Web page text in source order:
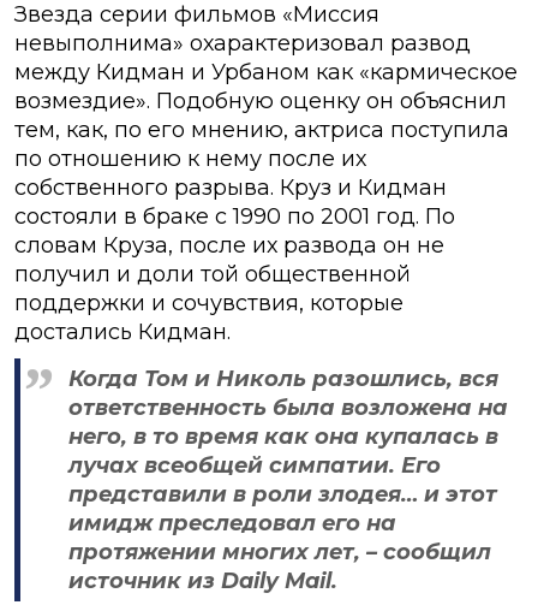
Звезда серии фильмов «Миссия
невыполнима» охарактеризовал развод
между Кидман и Урбаном как «кармическое
возмездие». Подобную оценку он объяснил
тем, как, по его мнению, актриса поступила
по отношению к нему после их
собственного разрыва. Круз и Кидман
состояли в браке с 1990 по 2001 год. По
словам Круза, после их развода он не
получил и доли той общественной
поддержки и сочувствия, которые
достались Кидман.
Когда Том и Николь разошлись, вся
ответственность была возложена на
него, в то время как она купалась в
лучах всеобщей симпатии. Его
представили в роли злодея… и этот
имидж преследовал его на
протяжении многих лет, – сообщил
источник из Daily Mail.